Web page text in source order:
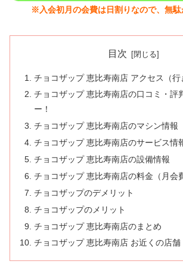
※入会初月の会費は日割りなので、無駄
目次
チョコザップ 恵比寿南店 アクセス（行
チョコザップ 恵比寿南店の口コミ・評
ー！
チョコザップ 恵比寿南店のマシン情報
チョコザップ 恵比寿南店のサービス情
チョコザップ 恵比寿南店の設備情報
チョコザップ 恵比寿南店の料金（月会
チョコザップのデメリット
チョコザップのメリット
チョコザップ 恵比寿南店のまとめ
チョコザップ 恵比寿南店 お近くの店舗